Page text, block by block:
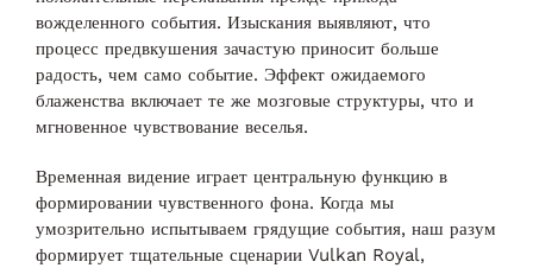
вожделенного события. Изыскания выявляют, что
процесс предвкушения зачастую приносит больше
радость, чем само событие. Эффект ожидаемого
блаженства включает те же мозговые структуры, что и
мгновенное чувствование веселья.
Временная видение играет центральную функцию в
формировании чувственного фона. Когда мы
умозрительно испытываем грядущие события, наш разум
формирует тщательные сценарии Vulkan Royal,